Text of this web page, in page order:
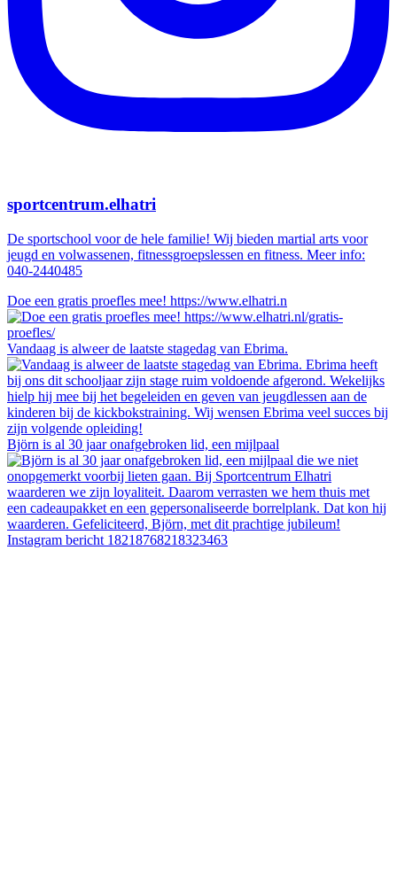
sportcentrum.elhatri
De sportschool voor de hele familie! Wij bieden martial arts voor
jeugd en volwassenen, fitnessgroepslessen en fitness. Meer info:
040-2440485
Doe een gratis proefles mee! https://www.elhatri.n
Vandaag is alweer de laatste stagedag van Ebrima.
Björn is al 30 jaar onafgebroken lid, een mijlpaal
Instagram bericht 18218768218323463